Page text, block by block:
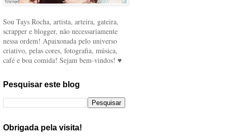
Sou Tays Rocha, artista, arteira, gateira,
scrapper e blogger, não necessariamente
nessa ordem! Apaixonada pelo universo
criativo, pelas cores, fotografia, música,
café e boa comida! Sejam bem-vindos! ♥
Pesquisar este blog
Obrigada pela visita!